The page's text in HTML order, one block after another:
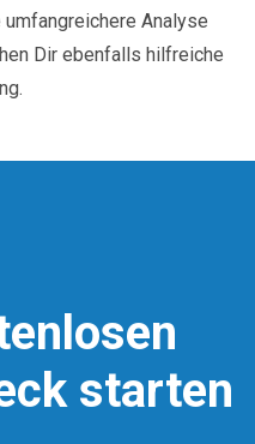
Analyse
Dir ebenfalls hilfreiche
starten